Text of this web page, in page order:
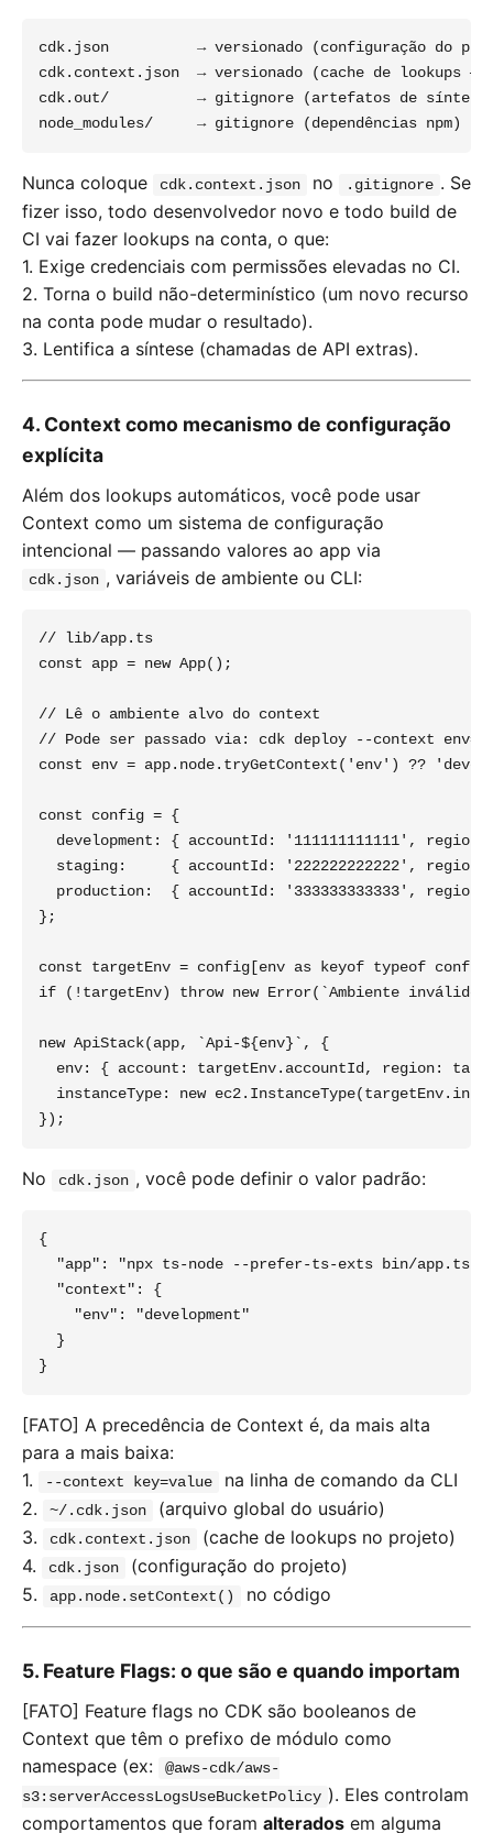
cdk.json          → versionado (configuração do
cdk.context.json  → versionado (cache de lookups —
cdk.out/          → gitignore (artefatos de síntese,
Nunca coloque cdk.context.json no .gitignore . Se
fizer isso, todo desenvolvedor novo e todo build de
CI vai fazer lookups na conta, o que:
1. Exige credenciais com permissões elevadas no CI.
2. Torna o build não-determinístico (um novo recurso
na conta pode mudar o resultado).
3. Lentifica a síntese (chamadas de API extras).
4. Context como mecanismo de configuração
explícita
Além dos lookups automáticos, você pode usar
Context como um sistema de configuração
intencional — passando valores ao app via
cdk.json , variáveis de ambiente ou CLI:
// lib/app.ts
const app = new App();
// Lê o ambiente alvo do context
// Pode ser passado via: cdk deploy --context
const env = app.node.tryGetContext('env') ??
const config = {
development: { accountId: '111111111111',
staging:     { accountId: '222222222222',
production:  { accountId: '333333333333',
};
const targetEnv = config[env as keyof typeof
if (!targetEnv) throw new Error(`Ambiente
new ApiStack(app, `Api-${env}`, {
env: { account: targetEnv.accountId, region:
instanceType: new
No cdk.json , você pode definir o valor padrão:
{
  "app": "npx ts-node --prefer-ts-exts bin/app.ts",
  "context": {
    "env": "development"
  }
[FATO] A precedência de Context é, da mais alta
para a mais baixa:
1.
--context key=value
na linha de comando da CLI
2.
~/.cdk.json
(arquivo global do usuário)
3.
cdk.context.json
(cache de lookups no projeto)
4.
cdk.json
(configuração do projeto)
5.
app.node.setContext() no código
5. Feature Flags: o que são e quando importam
[FATO] Feature flags no CDK são booleanos de
Context que têm o prefixo de módulo como
namespace (ex:
@aws-cdk/aws-
s3:serverAccessLogsUseBucketPolicy ). Eles controlam
comportamentos que foram alterados em alguma